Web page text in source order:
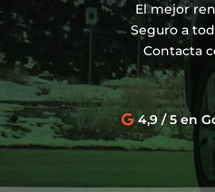
El mejor
Seguro a
Contacta
 4,9 / 5 en